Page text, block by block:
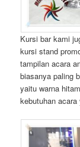
Kursi bar kami
kursi stand
tampilan acara
biasanya paling
yaitu warna
kebutuhan acara